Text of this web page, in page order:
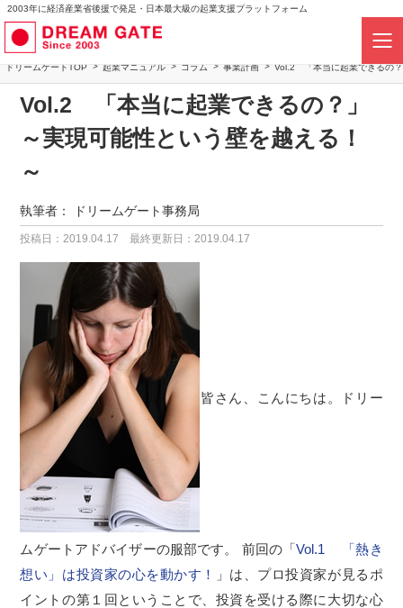
2003年に経済産業省後援で発足・日本最大級の起業支援プラットフォーム
ドリームゲートTOP 起業マニュアル コラム 事業計画 Vol.2 「本当に起業できるの
Vol.2 「本当に起業できるの？」
～実現可能性という壁を越える！
～
執筆者： ドリームゲート事務局
投稿日：2019.04.17 最終更新日：2019.04.17
皆さん、こんにちは。ドリー
ムゲートアドバイザーの服部です。 前回の「Vol.1 「熱き
想い」は投資家の心を動かす！
」は、プロ投資家が見るポ
イントの第１回ということで、投資を受ける際に大切な心